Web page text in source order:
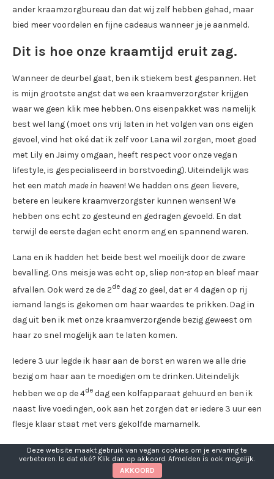
ander kraamzorgbureau dan dat wij zelf hebben gehad, maar
bied meer voordelen en fijne cadeaus wanneer je je aanmeld.
Dit is hoe onze kraamtijd eruit zag.
Wanneer de deurbel gaat, ben ik stiekem best gespannen. Het
is mijn grootste angst dat we een kraamverzorgster krijgen
waar we geen klik mee hebben. Ons eisenpakket was namelijk
best wel lang (moet ons vrij laten in het volgen van ons eigen
gevoel, vind het oké dat ik zelf voor Lana wil zorgen, moet goed
met Lily en Jaimy omgaan, heeft respect voor onze vegan
lifestyle, is gespecialiseerd in borstvoeding). Uiteindelijk was
het een match made in heaven! We hadden ons geen lievere,
betere en leukere kraamverzorgster kunnen wensen! We
hebben ons echt zo gesteund en gedragen gevoeld. En dat
terwijl de eerste dagen echt enorm eng en spannend waren.
Lana en ik hadden het beide best wel moeilijk door de zware
bevalling. Ons meisje was echt op, sliep non-stopen bleef maar
afvallen. Ook werd ze de 2de dag zo geel, dat er 4 dagen op rij
iemand langs is gekomen om haar waardes te prikken. Dag in
dag uit ben ik met onze kraamverzorgende bezig geweest om
haar zo snel mogelijk aan te laten komen.
Iedere 3 uur legde ik haar aan de borst en waren we alle drie
bezig om haar aan te moedigen om te drinken. Uiteindelijk
hebben we op de 4de dag een kolfapparaat gehuurd en ben ik
naast live voedingen, ook aan het zorgen dat er iedere 3 uur een
flesje klaar staat met vers gekolfde mamamelk.
Naast alle zorgen, waren er ook hele fijne momenten! Zoals het
eerste badje (dit moment was echt zoooooo magisch! Lana is
Deze website maakt gebruik van vegan cookies om je ervaring te
verbeteren. Is dat oké? Klik dan op akkoord. Afmelden is ook mogelijk.
AKKOORD